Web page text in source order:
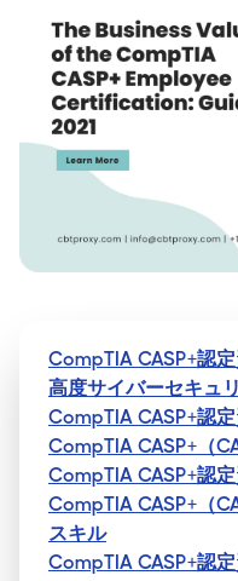
CompTIA CASP+認
高度サイバーセキュ
CompTIA CASP+認
CompTIA CASP+（
CompTIA CASP+認
CompTIA CASP+（
スキル
CompTIA CASP+認